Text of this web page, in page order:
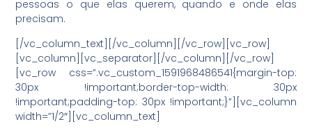
pessoas o que elas querem, quando e onde elas
precisam.
[/vc_column_text][/vc_column][/vc_row][vc_row]
[vc_column][vc_separator][/vc_column][/vc_row]
[vc_row css=”.vc_custom_1591968486541{margin-top:
30px !important;border-top-width: 30px
!important;padding-top: 30px !important;}”][vc_column
width=”1/2″][vc_column_text]